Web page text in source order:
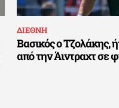
ΔΙΕΘΝΗ
Βασικός ο Τζολάκης,
από την Άιντραχτ σε